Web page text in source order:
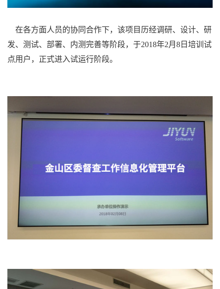
在各方面人员的协同合作下，该项目历经调研、设计、研
发、测试、部署、内测完善等阶段，于2018年2月8日培训试
点用户，正式进入试运行阶段。